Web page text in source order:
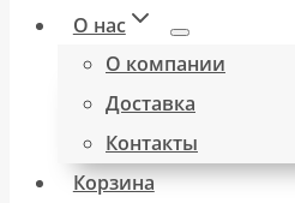
О нас
О компании
Доставка
Контакты
Корзина